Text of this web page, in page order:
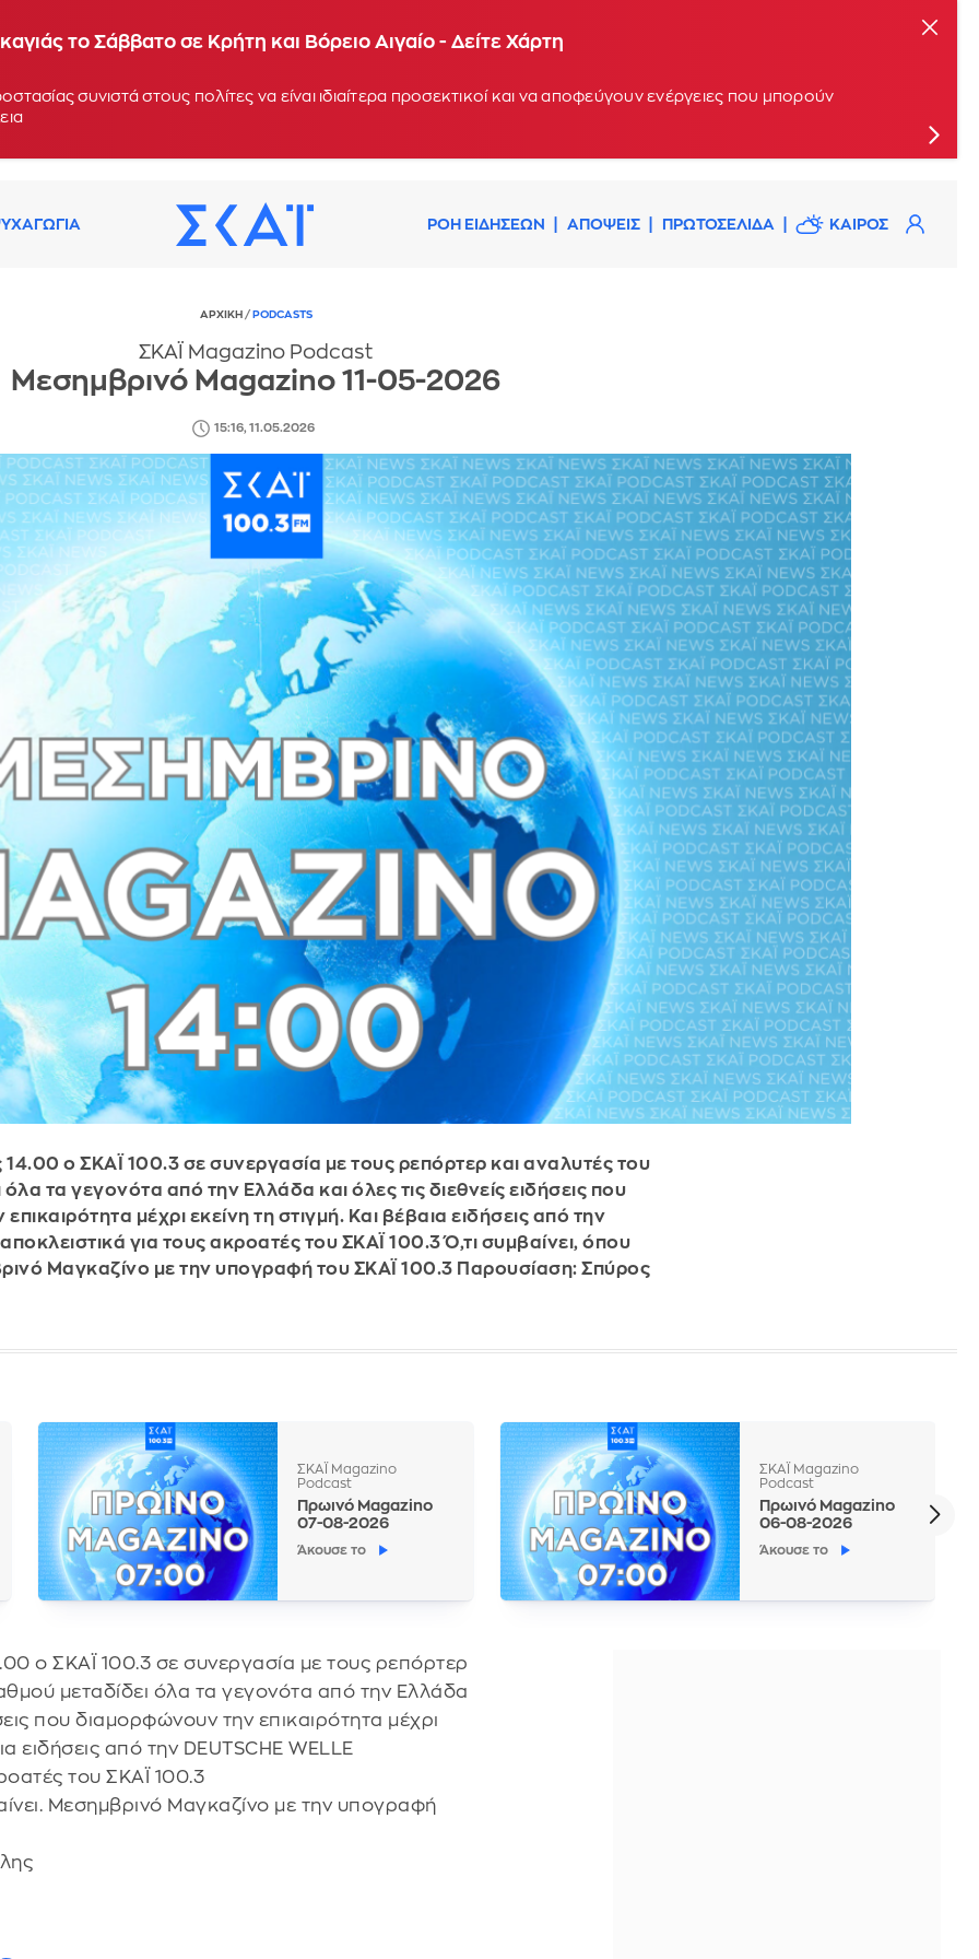
σημείο
το Σάββατο σε Κρήτη και Βόρειο Αιγαίο - Δείτε Χάρτη
συνιστά στους πολίτες να είναι ιδιαίτερα προσεκτικοί και να αποφεύγουν ενέργειες που μπορούν
ΡΟΗ ΕΙΔΗΣΕΩΝ ΑΠΟΨΕΙΣ ΠΡΩΤΟΣΕΛΙΔΑ ΚΑΙΡΟΣ
ΑΡΧΙΚΗ / PODCASTS
ΣΚΑΪ Magazino Podcast
Μεσημβρινό Magazino 11-05-2026
15:16, 11.05.2026
14.00 ο ΣΚΑΪ 100.3 σε συνεργασία με τους ρεπόρτερ και αναλυτές του
τα γεγονότα από την Ελλάδα και όλες τις διεθνείς ειδήσεις που
μέχρι εκείνη τη στιγμή. Και βέβαια ειδήσεις από την
για τους ακροατές του ΣΚΑΪ 100.3 Ό,τι συμβαίνει, όπου
Μαγκαζίνο με την υπογραφή του ΣΚΑΪ 100.3 Παρουσίαση: Σπύρος
ΣΚΑΪ Magazino
Podcast
Πρωινό Magazino
07-08-2026
Άκουσε το
ΣΚΑΪ Magazino
Podcast
Πρωινό Magazino
06-08-2026
Άκουσε το
ο ΣΚΑΪ 100.3 σε συνεργασία με τους ρεπόρτερ
μεταδίδει όλα τα γεγονότα από την Ελλάδα
που διαμορφώνουν την επικαιρότητα μέχρι
ειδήσεις από την DEUTSCHE WELLE
του ΣΚΑΪ 100.3
Μεσημβρινό Μαγκαζίνο με την υπογραφή